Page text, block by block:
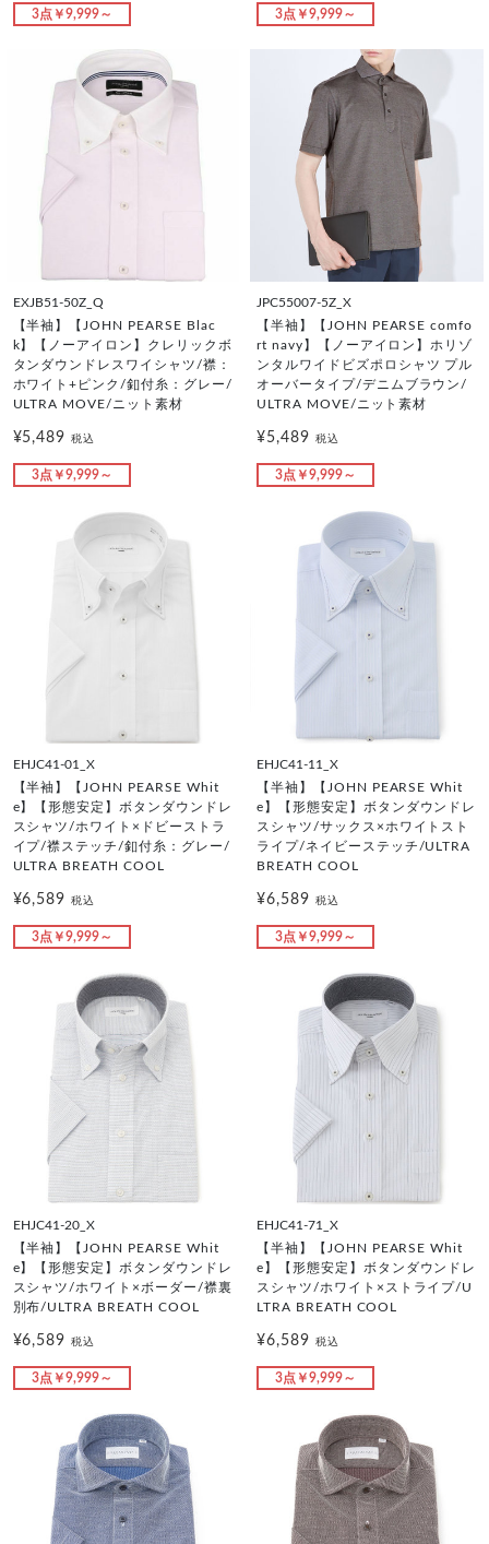
3点￥9,999～ 3点￥9,999～
EXJB51-50Z_Q
【半袖】【JOHN PEARSE Blac
k】【ノーアイロン】クレリックボ
タンダウンドレスワイシャツ/襟：
ホワイト+ピンク/釦付糸：グレー/
ULTRA MOVE/ニット素材
¥5,489税込
3点￥9,999～
JPC55007-5Z_X
【半袖】【JOHN PEARSE comfo
rt navy】【ノーアイロン】ホリゾ
ンタルワイドビズポロシャツ プル
オーバータイプ/デニムブラウン/
ULTRA MOVE/ニット素材
¥5,489 税込
3点￥9,999～
EHJC41-01_X
【半袖】【JOHN PEARSE Whit
e】【形態安定】ボタンダウンドレ
スシャツ/ホワイト×ドビーストラ
イプ/襟ステッチ/釦付糸：グレー/
ULTRA BREATH COOL
¥6,589税込
3点￥9,999～
EHJC41-11_X
【半袖】【JOHN PEARSE Whit
e】【形態安定】ボタンダウンドレ
スシャツ/サックス×ホワイトスト
ライプ/ネイビーステッチ/ULTRA
BREATH COOL
¥6,589 税込
3点￥9,999～
EHJC41-20_X
【半袖】【JOHN PEARSE Whit
e】【形態安定】ボタンダウンドレ
スシャツ/ホワイト×ボーダー/襟裏
別布/ULTRA BREATH COOL
¥6,589税込
3点￥9,999～
EHJC41-71_X
【半袖】【JOHN PEARSE Whit
e】【形態安定】ボタンダウンドレ
スシャツ/ホワイト×ストライプ/U
LTRA BREATH COOL
¥6,589 税込
3点￥9,999～